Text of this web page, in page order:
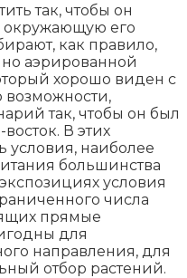
так, чтобы он
окружающую его
как правило,
аэрированной
хорошо виден с
возможности,
так, чтобы он был
В этих
условия, наиболее
большинства
условия
числа
прямые
для
направления, для
отбор растений.